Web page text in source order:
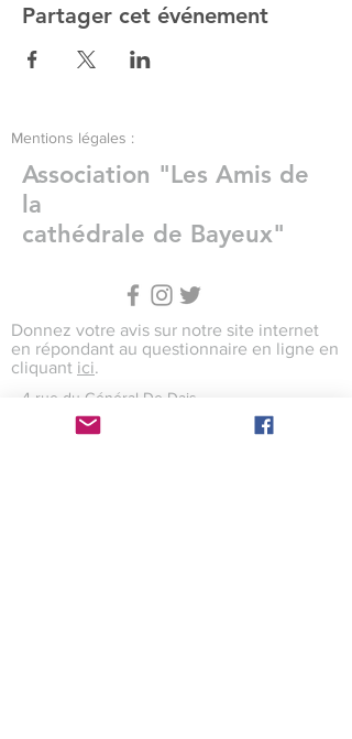
Partager cet événement
Mentions légales :
Association "Les Amis de
la
cathédrale de Bayeux"
Donnez votre avis sur notre site internet
en répondant au questionnaire en ligne en
cliquant ici.
4 rue du Général De Dais
14400 BAYEUX